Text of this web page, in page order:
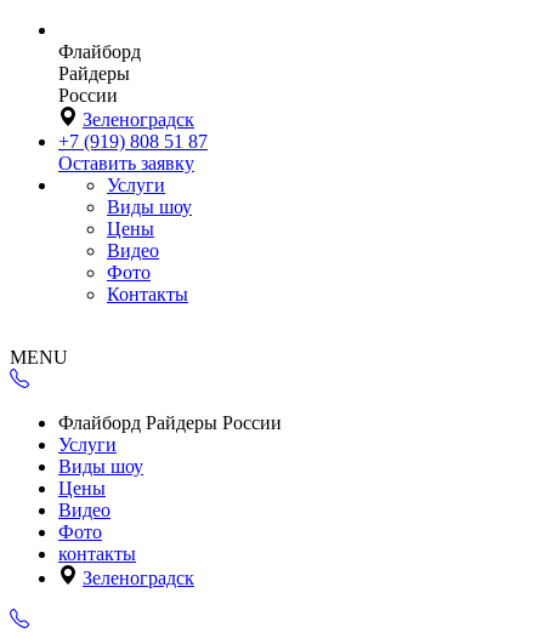
Флайборд
Райдеры
России
Зеленоградск
+7 (919) 808 51 87
Оставить заявку
Услуги
Виды шоу
Цены
Видео
Фото
Контакты
MENU
Флайборд Райдеры России
Услуги
Виды шоу
Цены
Видео
Фото
контакты
Зеленоградск